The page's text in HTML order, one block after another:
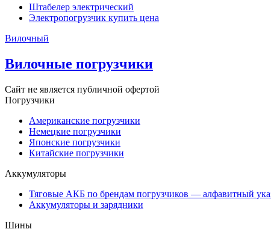
Штабелер электрический
Электропогрузчик купить цена
Вилочный
Вилочные погрузчики
Сайт не является публичной офертой
Погрузчики
Американские погрузчики
Немецкие погрузчики
Японские погрузчики
Китайские погрузчики
Аккумуляторы
Тяговые АКБ по брендам погрузчиков — алфавитный
Аккумуляторы и зарядники
Шины